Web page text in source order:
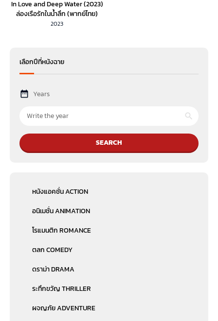
In Love and Deep Water (2023)
ล่องเรือรักในน้ำลึก (พากย์ไทย)
2023
เลือกปีที่หนังฉาย
Years
SEARCH
หนังแอคชั่น ACTION
อนิเมชั่น ANIMATION
โรแมนติก ROMANCE
ตลก COMEDY
ดราม่า DRAMA
ระทึกขวัญ THRILLER
ผจญภัย ADVENTURE